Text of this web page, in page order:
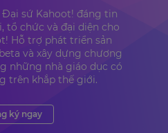
sứ Kahoot! đáng tin
tổ chức và đại diện cho
Hỗ trợ phát triển sản
và xây dựng chương
những nhà giáo dục có
trên khắp thế giới.
ký ngay